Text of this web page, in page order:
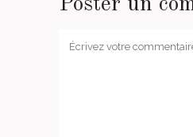
Poster un